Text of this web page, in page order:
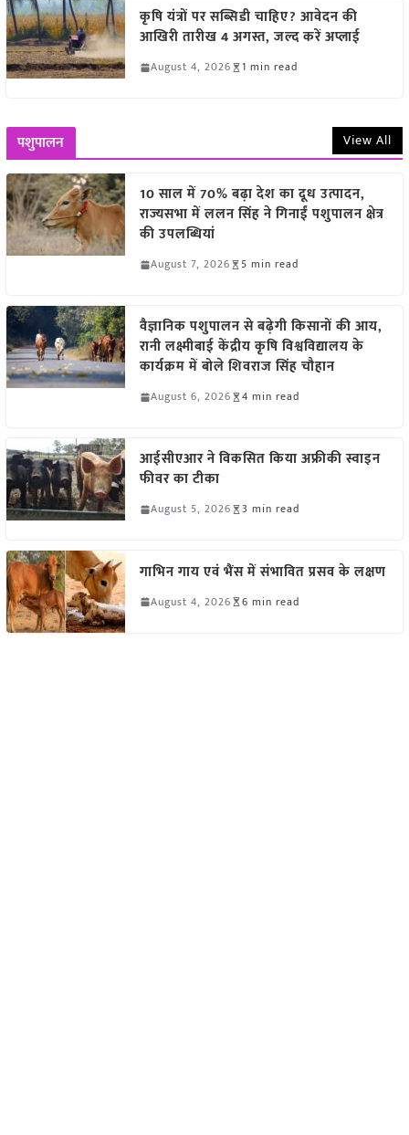
कृषि यंत्रों पर सब्सिडी चाहिए? आवेदन की
आखिरी तारीख 4 अगस्त, जल्द करें अप्लाई
August 4, 2026 1 min read
पशुपालन View All
10 साल में 70% बढ़ा देश का दूध उत्पादन,
राज्यसभा में ललन सिंह ने गिनाईं पशुपालन क्षेत्र
की उपलब्धियां
August 7, 2026 5 min read
वैज्ञानिक पशुपालन से बढ़ेगी किसानों की आय,
रानी लक्ष्मीबाई केंद्रीय कृषि विश्वविद्यालय के
कार्यक्रम में बोले शिवराज सिंह चौहान
August 6, 2026 4 min read
आईसीएआर ने विकसित किया अफ्रीकी स्वाइन
फीवर का टीका
August 5, 2026 3 min read
गाभिन गाय एवं भैंस में संभावित प्रसव के लक्षण
August 4, 2026 6 min read